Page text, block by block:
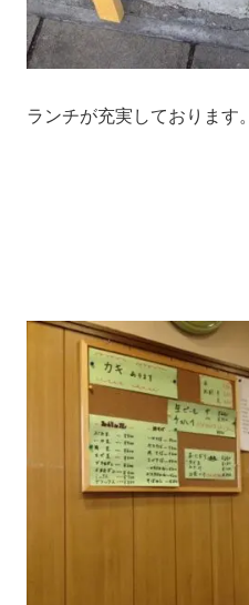
ランチが充実しております。